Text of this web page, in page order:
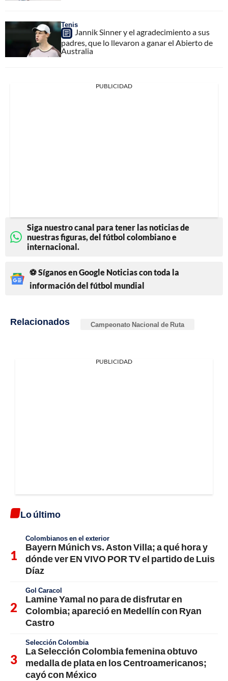
Tenis
Jannik Sinner y el agradecimiento a sus
padres, que lo llevaron a ganar el Abierto de
Australia
PUBLICIDAD
Siga nuestro canal para tener las noticias de
nuestras figuras, del fútbol colombiano e
internacional.
⚽ Síganos en Google Noticias con toda la
información del fútbol mundial
Relacionados Campeonato Nacional de Ruta
PUBLICIDAD
Lo último
Colombianos en el exterior
Bayern Múnich vs. Aston Villa; a qué hora y
dónde ver EN VIVO POR TV el partido de Luis
Díaz
Gol Caracol
Lamine Yamal no para de disfrutar en
Colombia; apareció en Medellín con Ryan
Castro
Selección Colombia
La Selección Colombia femenina obtuvo
medalla de plata en los Centroamericanos;
cayó con México